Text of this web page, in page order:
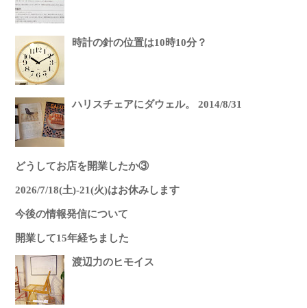
時計の針の位置は10時10分？
ハリスチェアにダウェル。 2014/8/31
どうしてお店を開業したか③
2026/7/18(土)-21(火)はお休みします
今後の情報発信について
開業して15年経ちました
渡辺力のヒモイス